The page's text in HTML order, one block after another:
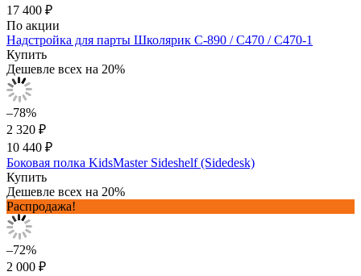
17 400 ₽
По акции
Надстройка для парты Школярик С-890 / С470 / С470-1
Купить
Дешевле всех на 20%
–78%
2 320 ₽
10 440 ₽
Боковая полка KidsMaster Sideshelf (Sidedesk)
Купить
Дешевле всех на 20%
Распродажа!
–72%
2 000 ₽